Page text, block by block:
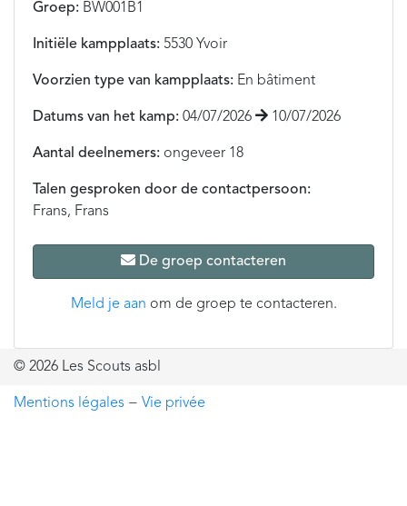
Groep: BW001B1
Initiële kampplaats: 5530 Yvoir
Voorzien type van kampplaats: En bâtiment
Datums van het kamp: 04/07/2026 10/07/2026
Aantal deelnemers: ongeveer 18
Talen gesproken door de contactpersoon:
Frans, Frans
De groep contacteren
Meld je aan om de groep te contacteren.
© 2026 Les Scouts asbl
Mentions légales − Vie privée